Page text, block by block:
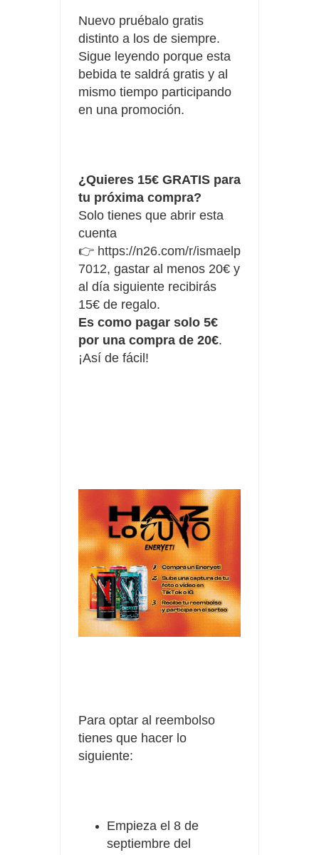
Nuevo pruébalo gratis
distinto a los de siempre.
Sigue leyendo porque esta
bebida te saldrá gratis y al
mismo tiempo participando
en una promoción.
¿Quieres 15€ GRATIS para
tu próxima compra?
Solo tienes que abrir esta
cuenta
👉 https://n26.com/r/ismaelp
7012, gastar al menos 20€ y
al día siguiente recibirás
15€ de regalo.
Es como pagar solo 5€
por una compra de 20€.
¡Así de fácil!
Para optar al reembolso
tienes que hacer lo
siguiente:
Empieza el 8 de
septiembre del